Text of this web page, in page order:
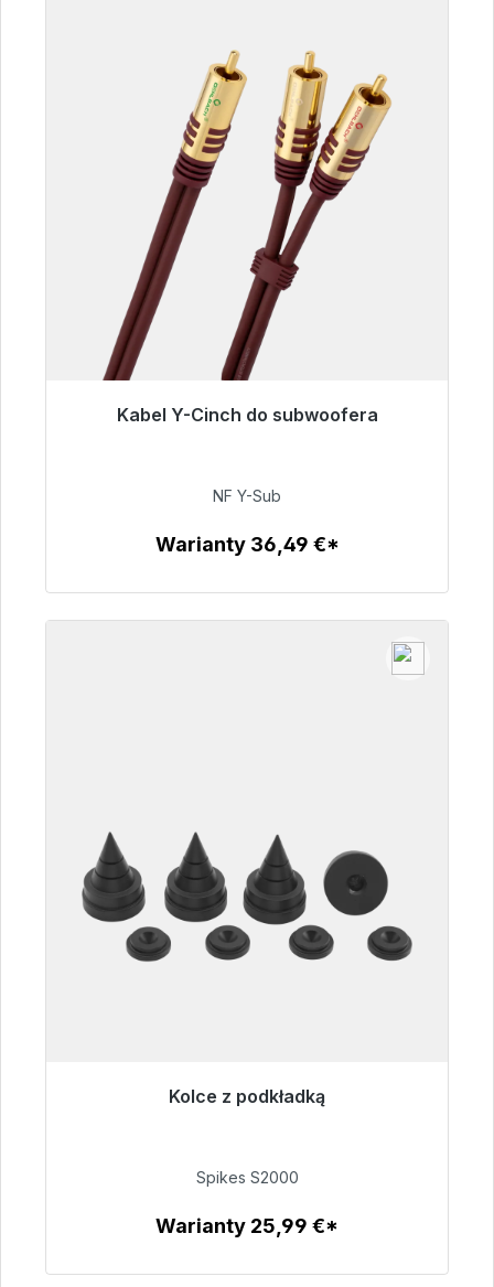
Kabel Y-Cinch do subwoofera
Gotowy do natychmiastowej wysyłki, czas
50,99 €
NF Y-Sub
Warianty 36,49 €*
Kolce z podkładką
Gotowy do natychmiastowej wysyłki, czas
51,49 €
Spikes S2000
Warianty 25,99 €*